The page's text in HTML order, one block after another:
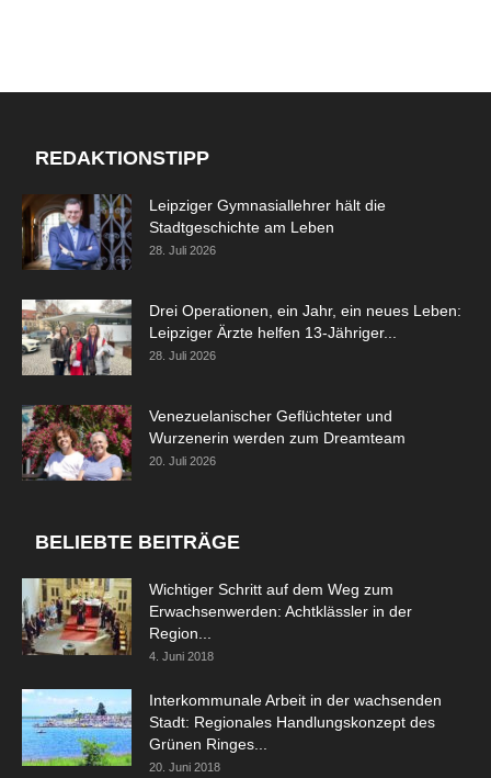
REDAKTIONSTIPP
Leipziger Gymnasiallehrer hält die
Stadtgeschichte am Leben
28. Juli 2026
Drei Operationen, ein Jahr, ein neues Leben:
Leipziger Ärzte helfen 13-Jähriger...
28. Juli 2026
Venezuelanischer Geflüchteter und
Wurzenerin werden zum Dreamteam
20. Juli 2026
BELIEBTE BEITRÄGE
Wichtiger Schritt auf dem Weg zum
Erwachsenwerden: Achtklässler in der
Region...
4. Juni 2018
Interkommunale Arbeit in der wachsenden
Stadt: Regionales Handlungskonzept des
Grünen Ringes...
20. Juni 2018